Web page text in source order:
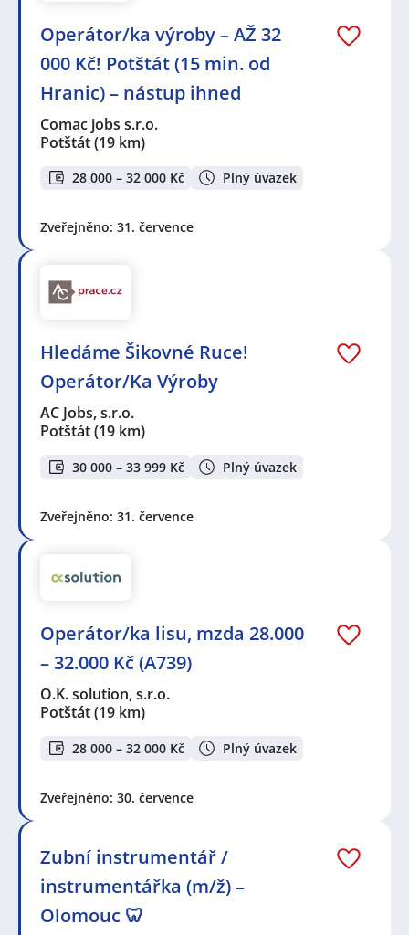
Operátor/ka výroby – AŽ 32
000 Kč! Potštát (15 min. od
Hranic) – nástup ihned
Comac jobs s.r.o.
Potštát(19 km)
28 000 – 32 000 Kč Plný úvazek
Zveřejněno: 31. července
Hledáme Šikovné Ruce!
Operátor/Ka Výroby
AC Jobs, s.r.o.
Potštát(19 km)
30 000 – 33 999 Kč Plný úvazek
Zveřejněno: 31. července
Operátor/ka lisu, mzda 28.000
– 32.000 Kč (A739)
O.K. solution, s.r.o.
Potštát(19 km)
28 000 – 32 000 Kč Plný úvazek
Zveřejněno: 30. července
Zubní instrumentář /
instrumentářka (m/ž) –
Olomouc 🦷